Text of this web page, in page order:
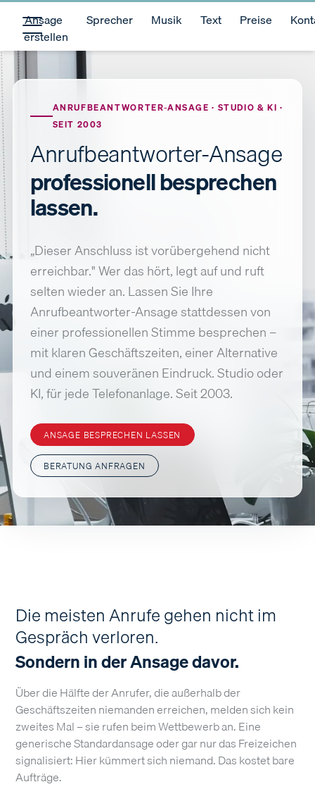
Ansage
erstellen
Sprecher Musik Text Preise
ANRUFBEANTWORTER-ANSAGE · STUDIO & KI ·
SEIT 2003
Anrufbeantworter-Ansage
professionell besprechen
lassen.
„Dieser Anschluss ist vorübergehend nicht
erreichbar." Wer das hört, legt auf und ruft
selten wieder an. Lassen Sie Ihre
Anrufbeantworter-Ansage stattdessen von
einer professionellen Stimme besprechen –
mit klaren Geschäftszeiten, einer Alternative
und einem souveränen Eindruck. Studio oder
KI, für jede Telefonanlage. Seit 2003.
ANSAGE BESPRECHEN LASSEN
BERATUNG ANFRAGEN
Die meisten Anrufe gehen nicht im
Gespräch verloren.
Sondern in der Ansage davor.
Über die Hälfte der Anrufer, die außerhalb der
Geschäftszeiten niemanden erreichen, melden sich kein
zweites Mal – sie rufen beim Wettbewerb an. Eine
generische Standardansage oder gar nur das Freizeichen
signalisiert: Hier kümmert sich niemand. Das kostet bare
Aufträge.